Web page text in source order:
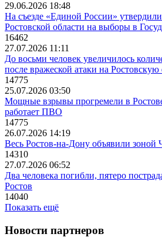
29.06.2026 18:48
На съезде «Единой России»
Ростовской области на выборы в
16462
27.07.2026 11:11
До восьми человек увеличилось
после вражеской атаки на Ростовскую
14775
25.07.2026 03:50
Мощные взрывы прогремели в
работает ПВО
14775
26.07.2026 14:19
Весь Ростов-на-Дону объявили зоной
14310
27.07.2026 06:52
Два человека погибли, пятеро
Ростов
14040
Показать ещё
Новости партнеров